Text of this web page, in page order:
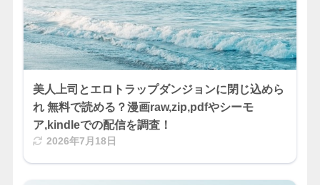
美人上司とエロトラップダンジョンに閉じ込めら
れ 無料で読める？漫画raw,zip,pdfやシーモ
ア,kindleでの配信を調査！
2026年7月18日